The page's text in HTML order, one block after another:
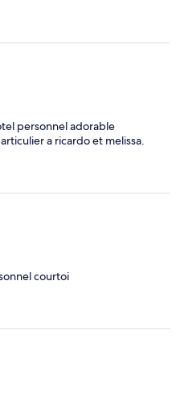
personnel adorable
a ricardo et melissa.
courtoi